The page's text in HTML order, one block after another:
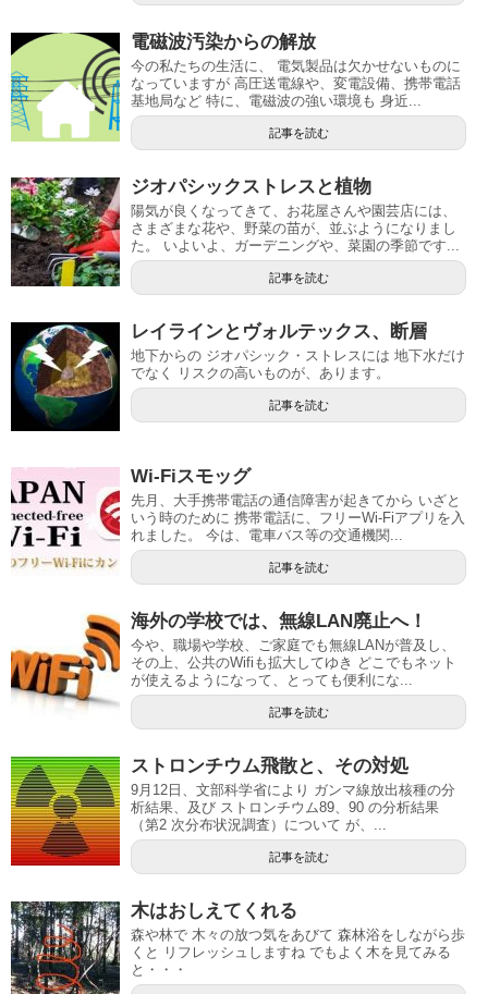
電磁波汚染からの解放
今の私たちの生活に、 電気製品は欠かせないものに
なっていますが 高圧送電線や、変電設備、携帯電話
基地局など 特に、電磁波の強い環境も 身近...
記事を読む
ジオパシックストレスと植物
陽気が良くなってきて、お花屋さんや園芸店には、
さまざまな花や、野菜の苗が、並ぶようになりまし
た。 いよいよ、ガーデニングや、菜園の季節です...
記事を読む
レイラインとヴォルテックス、断層
地下からの ジオパシック・ストレスには 地下水だけ
でなく リスクの高いものが、あります。
記事を読む
Wi-Fiスモッグ
先月、大手携帯電話の通信障害が起きてから いざと
いう時のために 携帯電話に、フリーWi-Fiアプリを入
れました。 今は、電車バス等の交通機関...
記事を読む
海外の学校では、無線LAN廃止へ！
今や、職場や学校、ご家庭でも無線LANが普及し、
その上、公共のWifiも拡大してゆき どこでもネット
が使えるようになって、とっても便利にな...
記事を読む
ストロンチウム飛散と、その対処
9月12日、文部科学省により ガンマ線放出核種の分
析結果、及び ストロンチウム89、90 の分析結果
（第2 次分布状況調査）について が、...
記事を読む
木はおしえてくれる
森や林で 木々の放つ気をあびて 森林浴をしながら歩
くと リフレッシュしますね でもよく木を見てみる
と・・・